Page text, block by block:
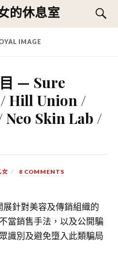
的休息室
IMAGE
— Sure
Hill Union /
Skin Lab /
女 8 COMMENTS
展針對美容及傳銷組織的
當銷售手法，以及公開騙
識別及避免墮入此類騙局